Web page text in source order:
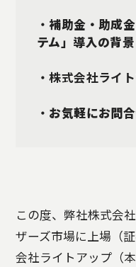
・補助金・助成
テム」導入の背景
・株式会社ライ
・ お気軽にお問
この度、弊社株式会
ザーズ市場に上場（
会社ライトアップ（